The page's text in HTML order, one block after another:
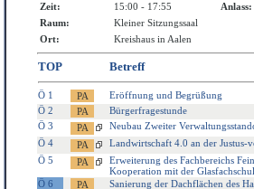
Zeit:
15:00 - 17:55
Anlass:
Raum:
Kleiner Sitzungssaal
Ort:
Kreishaus in Aalen
TOP Betreff
Ö 1
Eröffnung und Begrüßung
Ö 2
Bürgerfragestunde
Ö 3
Neubau Zweiter
Ö 4
Landwirtschaft 4.0 an der Justus-
Ö 5
Erweiterung des Fachbereichs
Kooperation mit der
Ö 6
Sanierung der Dachflächen des